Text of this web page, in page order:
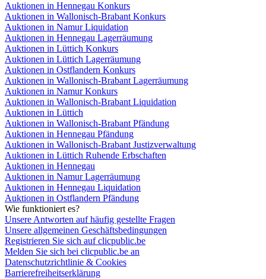
Auktionen in Hennegau Konkurs
Auktionen in Wallonisch-Brabant Konkurs
Auktionen in Namur Liquidation
Auktionen in Hennegau Lagerräumung
Auktionen in Lüttich Konkurs
Auktionen in Lüttich Lagerräumung
Auktionen in Ostflandern Konkurs
Auktionen in Wallonisch-Brabant Lagerräumung
Auktionen in Namur Konkurs
Auktionen in Wallonisch-Brabant Liquidation
Auktionen in Lüttich
Auktionen in Wallonisch-Brabant Pfändung
Auktionen in Hennegau Pfändung
Auktionen in Wallonisch-Brabant Justizverwaltung
Auktionen in Lüttich Ruhende Erbschaften
Auktionen in Hennegau
Auktionen in Namur Lagerräumung
Auktionen in Hennegau Liquidation
Auktionen in Ostflandern Pfändung
Wie funktioniert es?
Unsere Antworten auf häufig gestellte Fragen
Unsere allgemeinen Geschäftsbedingungen
Registrieren Sie sich auf clicpublic.be
Melden Sie sich bei clicpublic.be an
Datenschutzrichtlinie & Cookies
Barrierefreiheitserklärung